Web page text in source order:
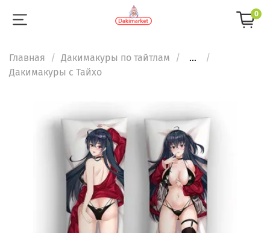
0
Главная Дакимакуры по тайтлам
...
Дакимакуры с Тайхо